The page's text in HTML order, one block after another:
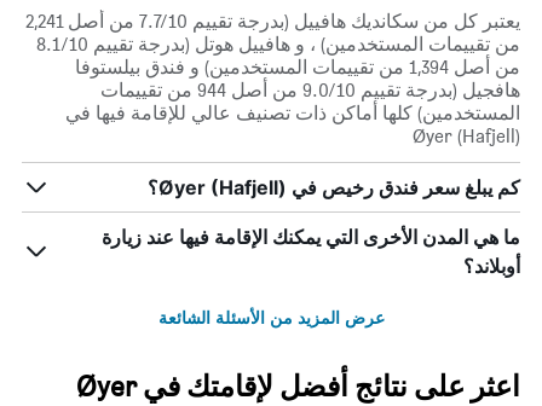
يعتبر كل من سكانديك هافييل (بدرجة تقييم 7.7/10 من أصل 2,241
من تقييمات المستخدمين) ، و هافييل هوتل (بدرجة تقييم 8.1/10
من أصل 1,394 من تقييمات المستخدمين) و فندق بيلستوفا
هافجيل (بدرجة تقييم 9.0/10 من أصل 944 من تقييمات
المستخدمين) كلها أماكن ذات تصنيف عالي للإقامة فيها في
Øyer (Hafjell)
كم يبلغ سعر فندق رخيص في Øyer (Hafjell)؟
ما هي المدن الأخرى التي يمكنك الإقامة فيها عند زيارة
أوبلاند؟
عرض المزيد من الأسئلة الشائعة
اعثر على نتائج أفضل لإقامتك في Øyer